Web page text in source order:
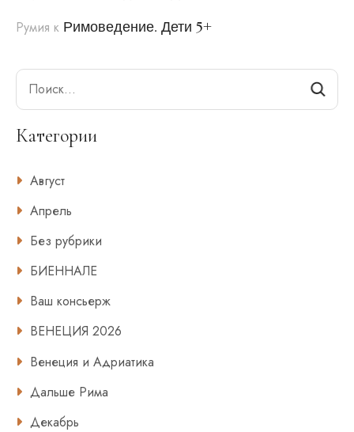
Румия к Римоведение. Дети 5+
Search
Категории
Август
Апрель
Без рубрики
БИЕННАЛЕ
Ваш консьерж
ВЕНЕЦИЯ 2026
Венеция и Адриатика
Дальше Рима
Декабрь